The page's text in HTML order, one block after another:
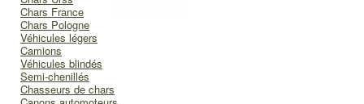
Chars France
Chars Pologne
Véhicules légers
Camions
Véhicules blindés
Semi-chenillés
Chasseurs de chars